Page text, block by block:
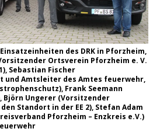
des DRK in Pforzheim,
Ortsverein Pforzheim e. V.
Sebastian Fischer
und Amtsleiter des Amtes feuerwehr,
Frank Seemann
Ungerer (Vorsitzender
Standort in der EE 2), Stefan Adam
Pforzheim – Enzkreis e.V.)